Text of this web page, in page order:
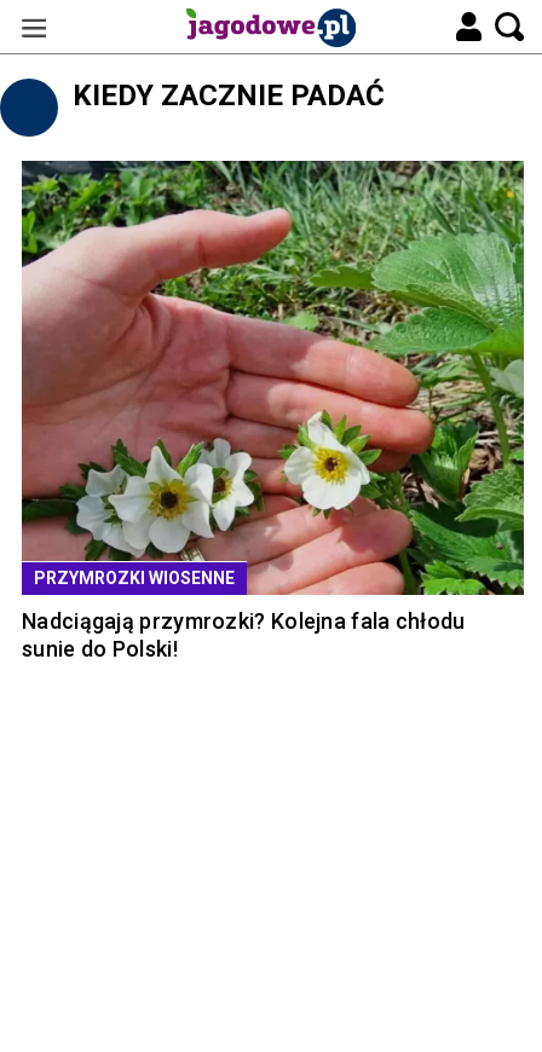
KIEDY ZACZNIE PADAĆ
PRZYMROZKI WIOSENNE
Nadciągają przymrozki? Kolejna fala chłodu
sunie do Polski!